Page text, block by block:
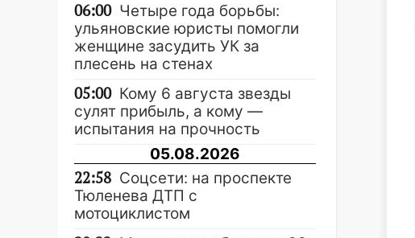
06:00 Четыре года борьбы:
ульяновские юристы помогли
женщине засудить УК за
плесень на стенах
05:00 Кому 6 августа звезды
сулят прибыль, а кому —
испытания на прочность
05.08.2026
22:58 Соцсети: на проспекте
Тюленева ДТП с
мотоциклистом